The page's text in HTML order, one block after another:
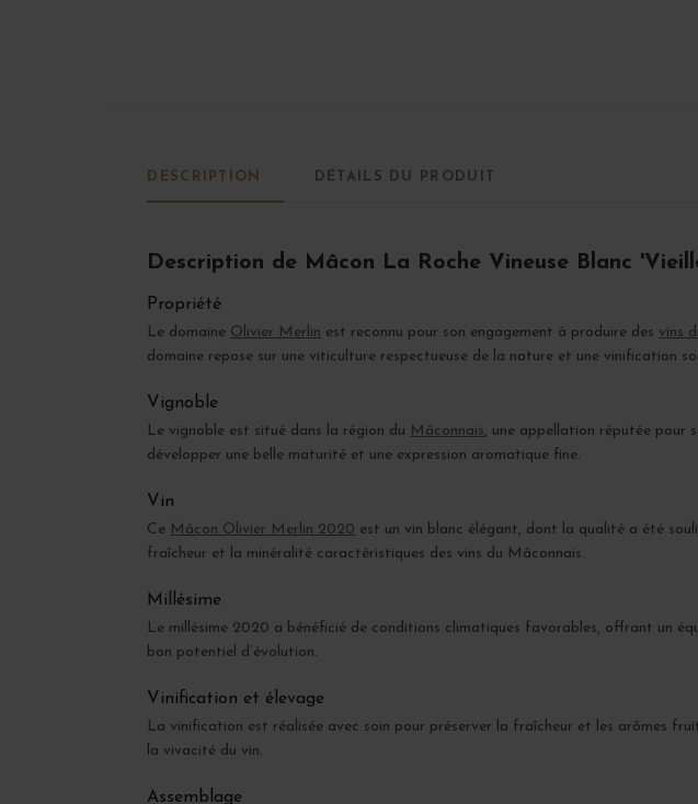
DESCRIPTION DÉTAILS DU PRODUIT
Description de Mâcon La Roche Vineuse Blanc
Propriété
Le domaine Olivier Merlin est reconnu pour son engagement à produire des vins
domaine repose sur une viticulture respectueuse de la nature et une vinification
Vignoble
Le vignoble est situé dans la région du Mâconnais, une appellation réputée pour
développer une belle maturité et une expression aromatique fine.
Vin
Ce Mâcon Olivier Merlin 2020 est un vin blanc élégant, dont la qualité a été
fraîcheur et la minéralité caractéristiques des vins du Mâconnais.
Millésime
Le millésime 2020 a bénéficié de conditions climatiques favorables, offrant un
bon potentiel d’évolution.
Vinification et élevage
La vinification est réalisée avec soin pour préserver la fraîcheur et les arômes
la vivacité du vin.
Assemblage